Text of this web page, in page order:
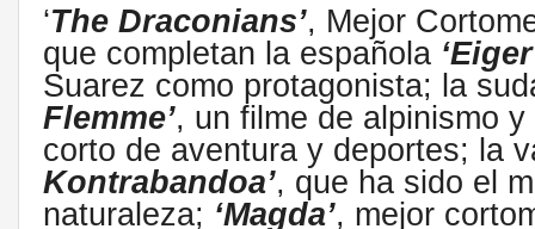
‘The Draconians’, Mejor
que completan la española
Suarez como protagonista; la
Flemme’, un filme de alpinismo
corto de aventura y deportes; la
Kontrabandoa’, que ha sido el
naturaleza; ‘Magda’, mejor